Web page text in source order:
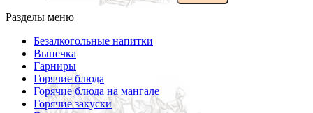
Разделы меню
Безалкогольные напитки
Выпечка
Гарниры
Горячие блюда
Горячие блюда на мангале
Горячие закуски